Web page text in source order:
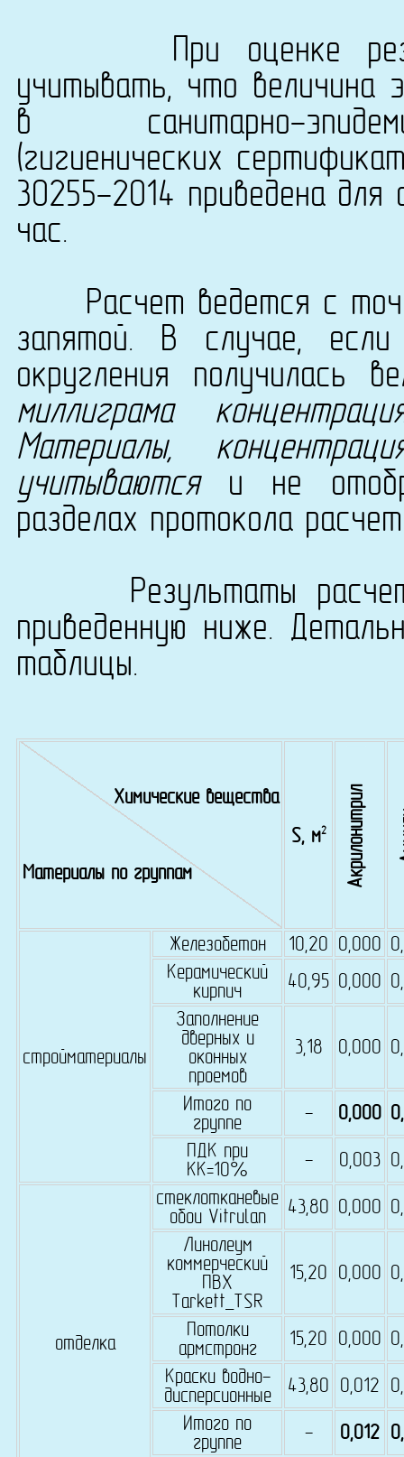
При оценке
учитывать, что величина
в санитарно-
(гигиенических
30255-2014 приведена для
час.
Расчет ведется с
запятой. В случае,
округления получилась
миллиграма
Материалы,
учитываютсяи не
разделах протокола
Результаты расчета
приведенную ниже.
таблицы.
Химические вещества
Материалы по группам
S, м2 Акрилонитрил
стройматериалы
Железобетон 10,20 0,000
Керамический
кирпич
40,95 0,000
Заполнение
дверных и
оконных
проемов
3,18 0,000
Итого по
группе
- 0,000
ПДК при
КК=10%
- 0,003
отделка
стеклотканевые
обои Vitrulan
43,80 0,000
Линолеум
коммерческий
ПВХ
Tarkett_TSR
15,20 0,000
Потолки
армстронг
15,20 0,000
Краски водно-
дисперсионные
43,80 0,012
Итого по
группе
- 0,012